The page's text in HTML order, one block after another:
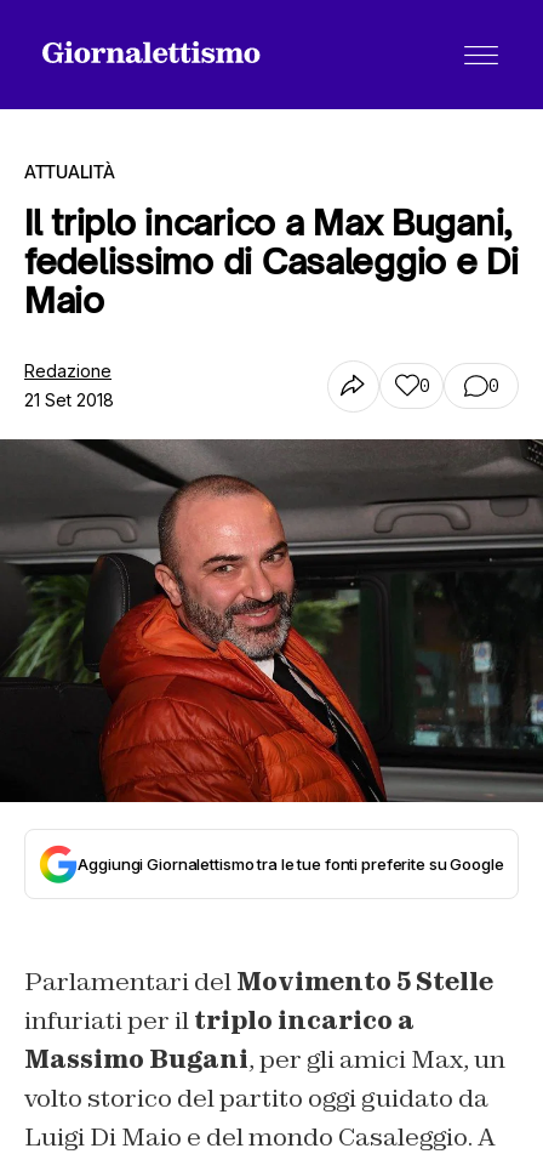
Tutti gli articoli
Chi siamo
Contatti
ATTUALITÀ
Il triplo incarico a Max Bugani,
fedelissimo di Casaleggio e Di
Maio
Redazione
21 Set 2018
0 0
Aggiungi Giornalettismo tra le tue fonti preferite su Google
Parlamentari delMovimento 5 Stelle
infuriati per iltriplo incarico a
Massimo Bugani, per gli amici Max, un
volto storico del partito oggi guidato da
Luigi Di Maio e del mondo Casaleggio. A